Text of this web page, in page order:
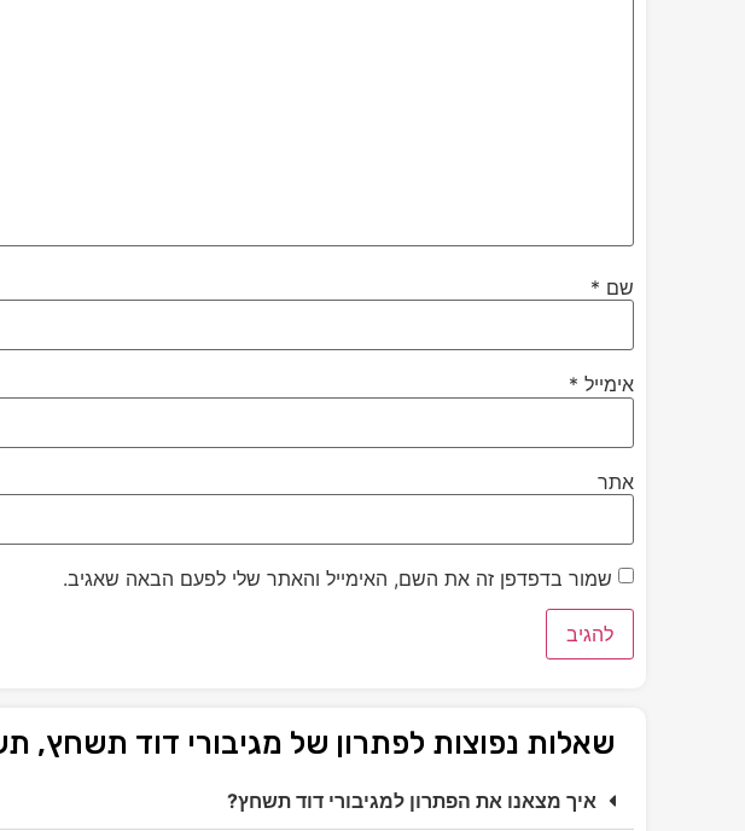
שם *
אימייל *
אתר
שמור בדפדפן זה את השם, האימייל והאתר שלי לפעם הבאה שאגיב.
שאלות נפוצות לפתרון של מגיבורי דוד תשחץ,
איך מצאנו את הפתרון למגיבורי דוד תשחץ?